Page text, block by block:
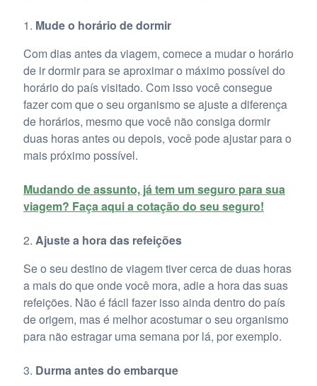
Mude o horário de dormir
Com dias antes da viagem, comece a mudar o horário
de ir dormir para se aproximar o máximo possível do
horário do país visitado. Com isso você consegue
fazer com que o seu organismo se ajuste a diferença
de horários, mesmo que você não consiga dormir
duas horas antes ou depois, você pode ajustar para o
mais próximo possível.
Mudando de assunto, já tem um seguro para sua
viagem? Faça aqui a cotação do seu seguro!
Ajuste a hora das refeições
Se o seu destino de viagem tiver cerca de duas horas
a mais do que onde você mora, adie a hora das suas
refeições. Não é fácil fazer isso ainda dentro do país
de origem, mas é melhor acostumar o seu organismo
para não estragar uma semana por lá, por exemplo.
Durma antes do embarque